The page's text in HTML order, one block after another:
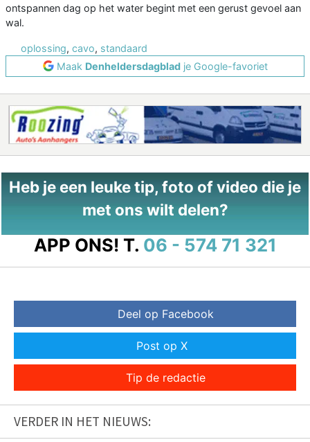
ontspannen dag op het water begint met een gerust gevoel aan
wal.
oplossing, cavo, standaard
Maak Denheldersdagbladje Google-favoriet
Heb je een leuke tip, foto of video die je
met ons wilt delen?
APP ONS! T. 06 - 574 71 321
Deel op Facebook
Post op X
Tip de redactie
VERDER IN HET NIEUWS: